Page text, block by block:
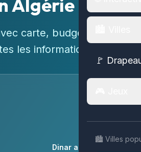
🚩
🏙️ Villes
Algérie
carte, budget,
les informations
Dinar algérien (DA)